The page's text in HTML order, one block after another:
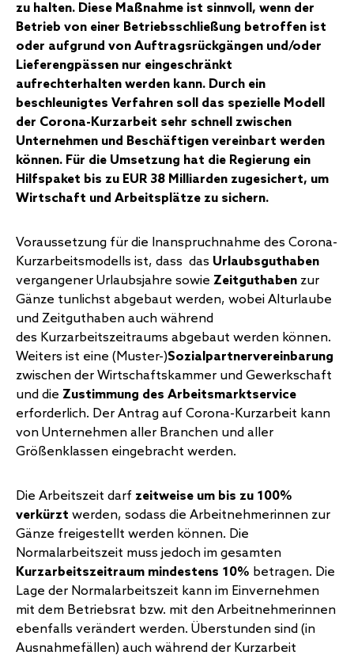
zu halten. Diese Maßnahme ist sinnvoll, wenn der
Betrieb von einer Betriebsschließung betroffen ist
oder aufgrund von Auftragsrückgängen und/oder
Lieferengpässen nur eingeschränkt
aufrechterhalten werden kann. Durch ein
beschleunigtes Verfahren soll das spezielle Modell
der Corona-Kurzarbeit sehr schnell zwischen
Unternehmen und Beschäftigen vereinbart werden
können. Für die Umsetzung hat die Regierung ein
Hilfspaket bis zu EUR 38 Milliarden zugesichert, um
Wirtschaft und Arbeitsplätze zu sichern.
Voraussetzung für die Inanspruchnahme des Corona-
Kurzarbeitsmodells ist, dass das Urlaubsguthaben
vergangener Urlaubsjahre sowie Zeitguthaben zur
Gänze tunlichst abgebaut werden, wobei Alturlaube
und Zeitguthaben auch während
des Kurzarbeitszeitraums abgebaut werden können.
Weiters ist eine (Muster-)Sozialpartnervereinbarung
zwischen der Wirtschaftskammer und Gewerkschaft
und die Zustimmung des Arbeitsmarktservice
erforderlich. Der Antrag auf Corona-Kurzarbeit kann
von Unternehmen aller Branchen und aller
Größenklassen eingebracht werden.
Die Arbeitszeit darf zeitweise um bis zu 100%
verkürzt werden, sodass die Arbeitnehmerinnen zur
Gänze freigestellt werden können. Die
Normalarbeitszeit muss jedoch im gesamten
Kurzarbeitszeitraum mindestens 10% betragen. Die
Lage der Normalarbeitszeit kann im Einvernehmen
mit dem Betriebsrat bzw. mit den Arbeitnehmerinnen
ebenfalls verändert werden. Überstunden sind (in
Ausnahmefällen) auch während der Kurzarbeit